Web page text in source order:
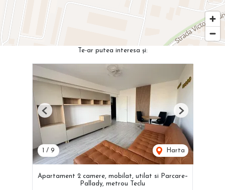
Te-ar putea interesa și:
/ 9 Harta
Previous Next
Apartament 2 camere, mobilat, utilat si Parcare–
Pallady, metrou Teclu